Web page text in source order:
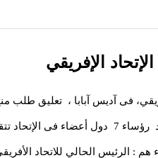
الإفريقي
فى آديس آبابا ، تعليق طلب
الإتحاد بصفة مراقب؛مقابل ذلك كلف الإتحاد رؤساء 7
هم : الرئيس الحالي للاتحاد